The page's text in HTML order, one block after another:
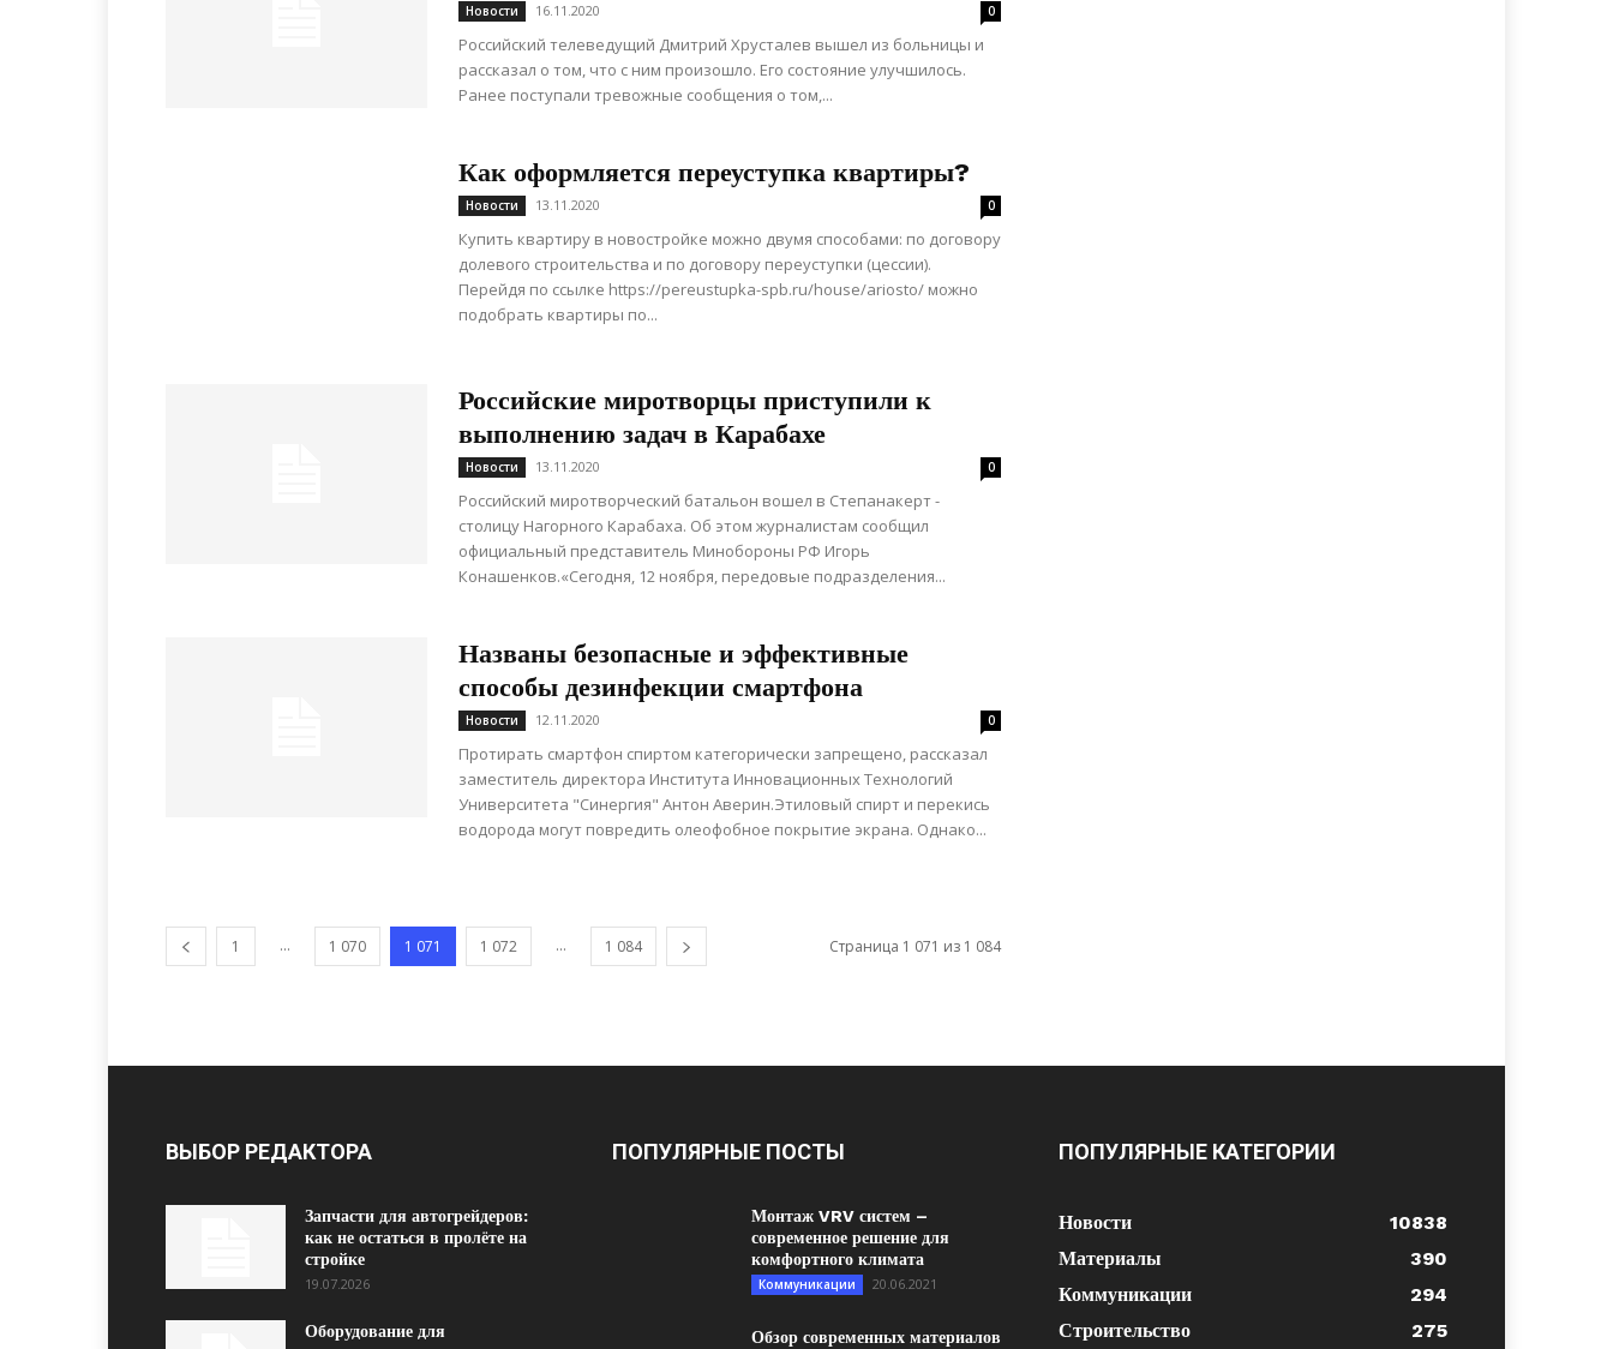
Новости 16.11.2020 0
Российский телеведущий Дмитрий Хрусталев вышел из больницы и
рассказал о том, что с ним произошло. Его состояние улучшилось.
Ранее поступали тревожные сообщения о том,...
Как оформляется переуступка квартиры?
Новости 13.11.2020 0
Купить квартиру в новостройке можно двумя способами: по договору
долевого строительства и по договору переуступки (цессии).
Перейдя по ссылке https://pereustupka-spb.ru/house/ariosto/ можно
подобрать квартиры по...
Российские миротворцы приступили к
выполнению задач в Карабахе
Новости 13.11.2020 0
Российский миротворческий батальон вошел в Степанакерт -
столицу Нагорного Карабаха. Об этом журналистам сообщил
официальный представитель Минобороны РФ Игорь
Конашенков.«Сегодня, 12 ноября, передовые подразделения...
Названы безопасные и эффективные
способы дезинфекции смартфона
Новости 12.11.2020 0
Протирать смартфон спиртом категорически запрещено, рассказал
заместитель директора Института Инновационных Технологий
Университета "Синергия" Антон Аверин.Этиловый спирт и перекись
водорода могут повредить олеофобное покрытие экрана. Однако...
1 ... 1 070 1 071 1 072 ... 1 084 Страница 1 071 из 1 084
ВЫБОР РЕДАКТОРА
Запчасти для автогрейдеров:
как не остаться в пролёте на
стройке
19.07.2026
Оборудование для
ПОПУЛЯРНЫЕ ПОСТЫ
Монтаж VRV систем –
современное решение для
комфортного климата
Коммуникации 20.06.2021
Обзор современных материалов
ПОПУЛЯРНЫЕ КАТЕГОРИИ
Новости
10838
Материалы
390
Коммуникации
294
Строительство
275